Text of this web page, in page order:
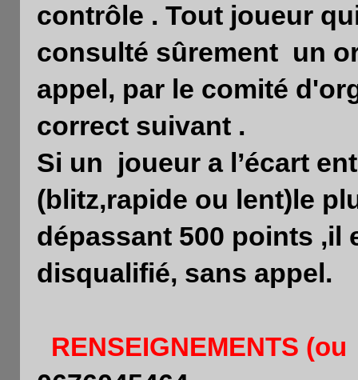
contrôle . Tout joueur
consulté sûrement un
appel, par le comité
correct suivant .
Si un joueur a l’écart
(blitz,rapide ou lent)le
dépassant 500 points ,il
disqualifié, sans appel.
RENSEIGNEMENTS (ou